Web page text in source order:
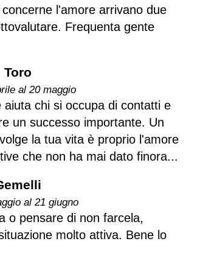
l'amore arrivano due
Frequenta gente
Toro
al 20 maggio
chi si occupa di contatti e
un successo importante. Un
la tua vita è proprio l'amore
che non ha mai dato finora...
al 21 giugno
o pensare di non farcela,
molto attiva. Bene lo